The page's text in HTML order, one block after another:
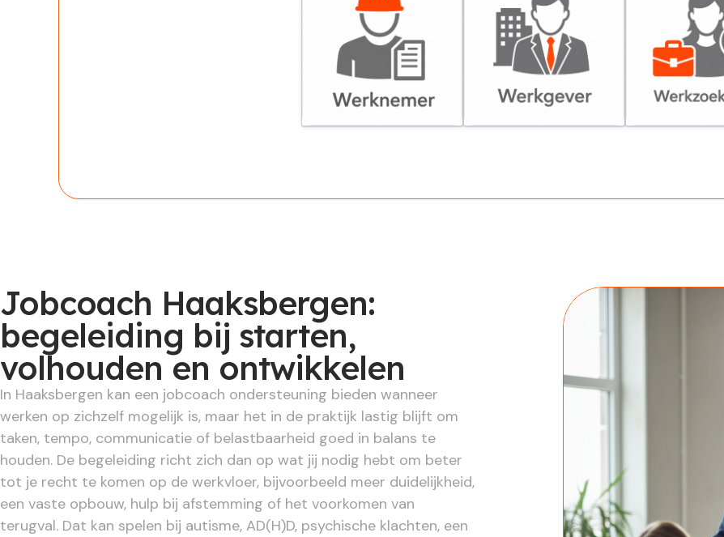
Werknemer Werkgever Werkzoekende
Jobcoach Haaksbergen:
begeleiding bij starten,
volhouden en ontwikkelen
In Haaksbergen kan een jobcoach ondersteuning bieden wanneer
werken op zichzelf mogelijk is, maar het in de praktijk lastig blijft om
taken, tempo, communicatie of belastbaarheid goed in balans te
houden. De begeleiding richt zich dan op wat jij nodig hebt om beter
tot je recht te komen op de werkvloer, bijvoorbeeld meer duidelijkheid,
een vaste opbouw, hulp bij afstemming of het voorkomen van
terugval. Dat kan spelen bij autisme, AD(H)D, psychische klachten, een